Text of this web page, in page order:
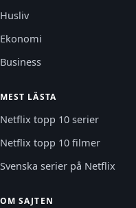
Husliv
Ekonomi
Business
MEST LÄSTA
Netflix topp 10 serier
Netflix topp 10 filmer
Svenska serier på Netflix
OM SAJTEN